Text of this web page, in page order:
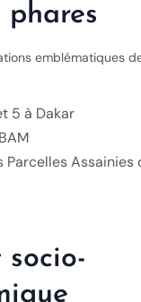
phares
emblématiques
5 à Dakar
Parcelles Assainies
socio-